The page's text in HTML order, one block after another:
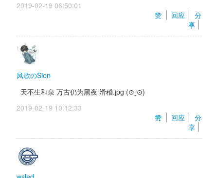
2019-02-19 06:50:01
赞
回应
分
享
凤歌のSion
天不生和泉 万古仍为黑夜 滑稽.jpg (⊙ˍ⊙)
2019-02-19 10:12:33
赞
回应
分
享